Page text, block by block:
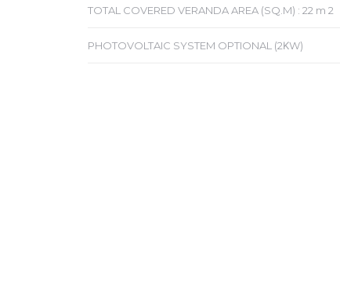
TOTAL COVERED VERANDA AREA (SQ.M) : 22 m 2
PHOTOVOLTAIC SYSTEM OPTIONAL (2ΚW)